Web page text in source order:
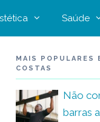
Saúde
MAIS POPULARES
COSTAS
Não
barras